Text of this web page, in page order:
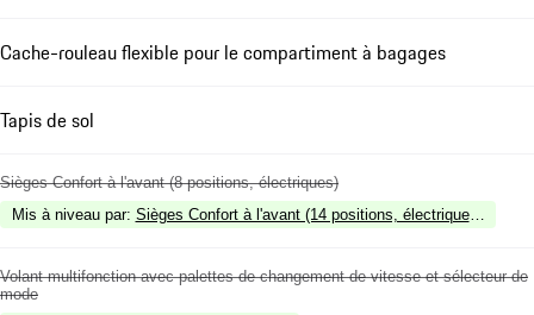
Cache-rouleau flexible pour le compartiment à bagages
Tapis de sol
Sièges Confort à l'avant (8 positions, électriques)
Mis à niveau par: Sièges Confort à l'avant (14 positions, électriques) avec
Volant multifonction avec palettes de changement de vitesse et sélecteur de
mode